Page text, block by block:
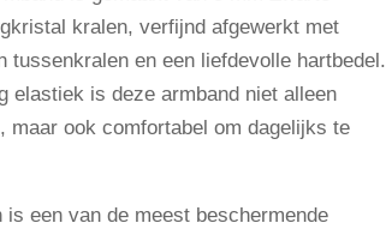
kralen, verfijnd afgewerkt met
tussenkralen en een liefdevolle hartbedel.
elastiek is deze armband niet alleen
maar ook comfortabel om dagelijks te
is een van de meest beschermende